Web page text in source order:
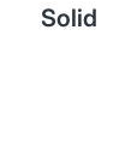
Solid